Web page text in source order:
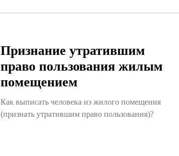
Признание утратившим
право пользования жилым
помещением
Как выписать человека из жилого помещения
(признать утратившим право пользования)?